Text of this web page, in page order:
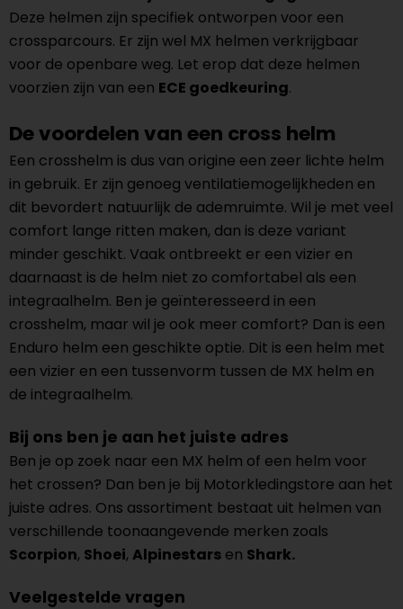
Deze helmen zijn specifiek ontworpen voor een
crossparcours. Er zijn wel MX helmen verkrijgbaar
voor de openbare weg. Let erop dat deze helmen
voorzien zijn van een ECE goedkeuring.
De voordelen van een cross helm
Een crosshelm is dus van origine een zeer lichte helm
in gebruik. Er zijn genoeg ventilatiemogelijkheden en
dit bevordert natuurlijk de ademruimte. Wil je met veel
comfort lange ritten maken, dan is deze variant
minder geschikt. Vaak ontbreekt er een vizier en
daarnaast is de helm niet zo comfortabel als een
integraalhelm. Ben je geïnteresseerd in een
crosshelm, maar wil je ook meer comfort? Dan is een
Enduro helm een geschikte optie. Dit is een helm met
een vizier en een tussenvorm tussen de MX helm en
de integraalhelm.
Bij ons ben je aan het juiste adres
Ben je op zoek naar een MX helm of een helm voor
het crossen? Dan ben je bij Motorkledingstore aan het
juiste adres. Ons assortiment bestaat uit helmen van
verschillende toonaangevende merken zoals
Scorpion, Shoei, Alpinestars en Shark.
Veelgestelde vragen